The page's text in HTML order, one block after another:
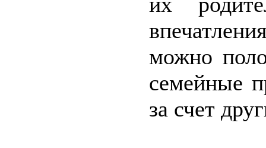
можно
семейные
за счет